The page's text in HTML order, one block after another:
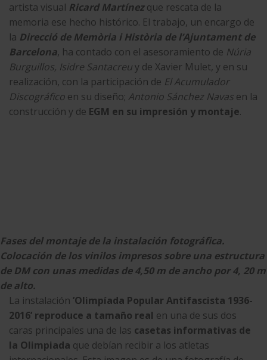
artista visual Ricard Martínezque rescata de la
memoria ese hecho histórico. El trabajo, un encargo de
la Direcció de Memòria i Història de l’Ajuntament de
Barcelona, ha contado con el asesoramiento de Núria
Burguillos, Isidre Santacreuy de Xavier Mulet, y en su
realización, con la participación de El Acumulador
Discográfico en su diseño; Antonio Sánchez Navas en la
construcción y de EGM en su impresión y montaje.
Fases del montaje de la instalación fotográfica.
Colocación de los vinilos impresos sobre una estructura
de DM con unas medidas de 4,50 m de ancho por 4, 20 m
de alto.
La instalación ’Olimpíada Popular Antifascista 1936-
2016’ reproduce a tamaño real en una de sus dos
caras principales una de las casetas informativas de
la Olimpiada que debían recibir a los atletas